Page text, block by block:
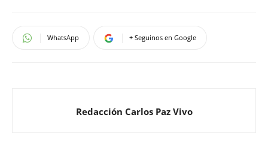
WhatsApp + Seguinos en Google
Redacción Carlos Paz Vivo